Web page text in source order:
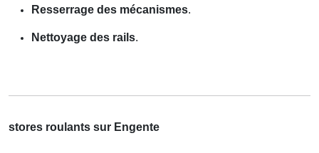
Resserrage des mécanismes.
Nettoyage des rails.
stores roulants sur Engente